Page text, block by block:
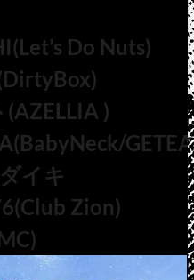
Do Nuts)
(AZELLIA )
イキ
Zion)